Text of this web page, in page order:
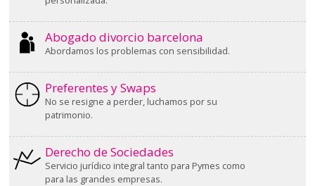
Abogado divorcio barcelona
Abordamos los problemas con sensibilidad.
Preferentes y Swaps
No se resigne a perder, luchamos por su
patrimonio.
Derecho de Sociedades
Servicio jurídico integral tanto para Pymes como
para las grandes empresas.